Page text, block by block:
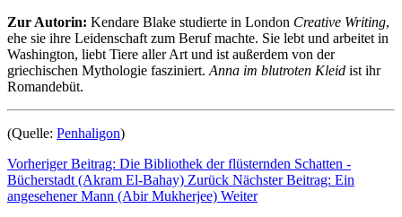
Zur Autorin: Kendare Blake studierte in London Creative Writing,
ehe sie ihre Leidenschaft zum Beruf machte. Sie lebt und arbeitet in
Washington, liebt Tiere aller Art und ist außerdem von der
griechischen Mythologie fasziniert. Anna im blutroten Kleid ist ihr
Romandebüt.
(Quelle: Penhaligon)
Vorheriger Beitrag: Die Bibliothek der flüsternden Schatten -
Bücherstadt (Akram El-Bahay) Zurück Nächster Beitrag: Ein
angesehener Mann (Abir Mukherjee) Weiter